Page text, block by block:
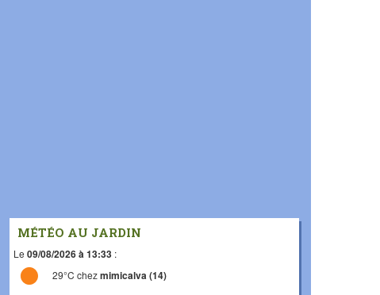
MÉTÉO AU JARDIN
Le 09/08/2026 à 13:33 :
29°C chezmimicalva (14)